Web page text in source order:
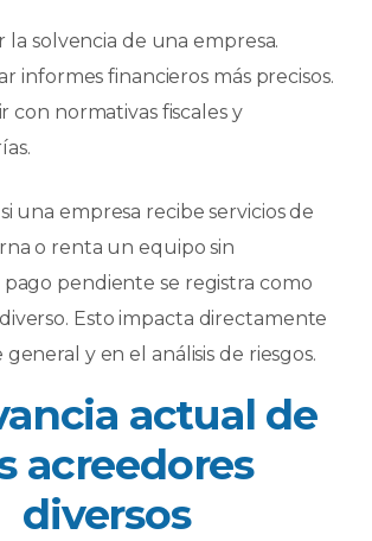
la solvencia de una empresa.
informes financieros más precisos.
con normativas fiscales y
una empresa recibe servicios de
o renta un equipo sin
pendiente se registra como
Esto impacta directamente
y en el análisis de riesgos.
actual de
acreedores
diversos